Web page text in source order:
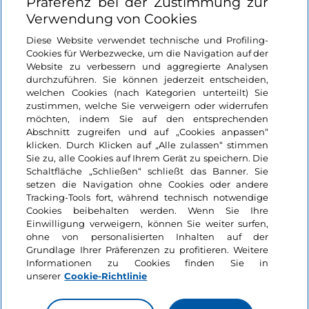
Login
Bleiben wir in Kontakt
Verwendung von Cookies
Diese Website verwendet technische und Profiling-
Cookies für Werbezwecke, um die Navigation auf der
Website zu verbessern und aggregierte Analysen
durchzuführen. Sie können jederzeit entscheiden,
welchen Cookies (nach Kategorien unterteilt) Sie
zustimmen, welche Sie verweigern oder widerrufen
möchten, indem Sie auf den entsprechenden
Abschnitt zugreifen und auf „Cookies anpassen“
klicken. Durch Klicken auf „Alle zulassen“ stimmen
Sie zu, alle Cookies auf Ihrem Gerät zu speichern. Die
Schaltfläche „Schließen“ schließt das Banner. Sie
setzen die Navigation ohne Cookies oder andere
Tracking-Tools fort, während technisch notwendige
Cookies beibehalten werden. Wenn Sie Ihre
Einwilligung verweigern, können Sie weiter surfen,
ohne von personalisierten Inhalten auf der
Grundlage Ihrer Präferenzen zu profitieren. Weitere
Informationen zu Cookies finden Sie in
unserer Cookie-Richtlinie